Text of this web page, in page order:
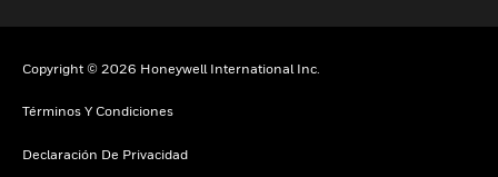
Copyright © 2026 Honeywell International Inc.
Términos Y Condiciones
Declaración De Privacidad